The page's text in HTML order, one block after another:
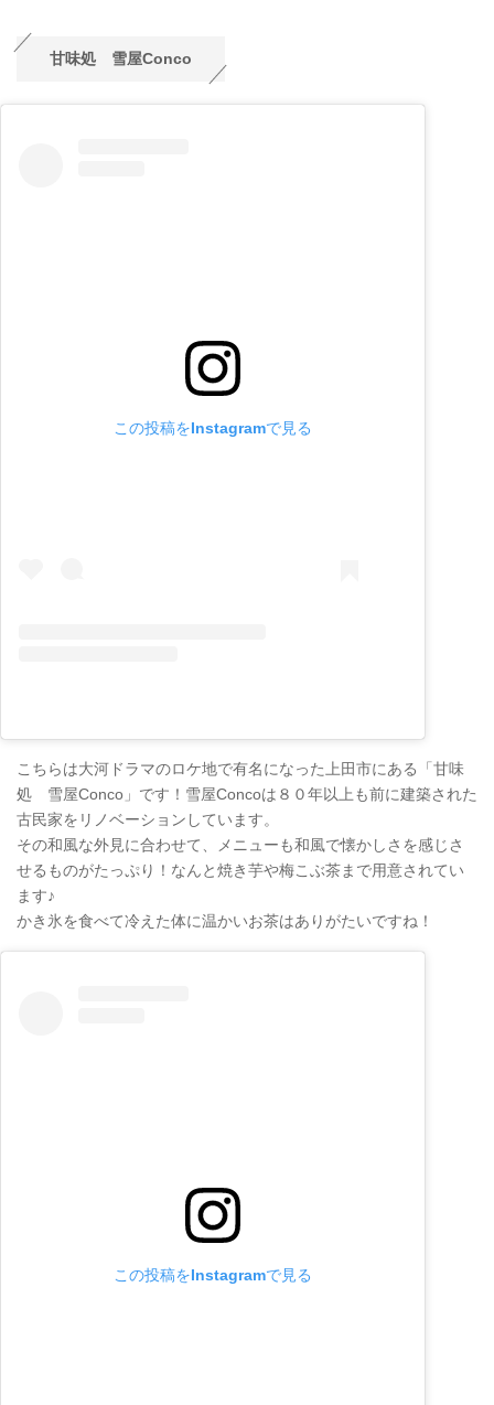
甘味処 雪屋Conco
この投稿をInstagramで見る
こちらは大河ドラマのロケ地で有名になった上田市にある「甘味
処 雪屋Conco」です！雪屋Concoは８０年以上も前に建築された
古民家をリノベーションしています。
その和風な外見に合わせて、メニューも和風で懐かしさを感じさ
せるものがたっぷり！なんと焼き芋や梅こぶ茶まで用意されてい
ます♪
かき氷を食べて冷えた体に温かいお茶はありがたいですね！
この投稿をInstagramで見る